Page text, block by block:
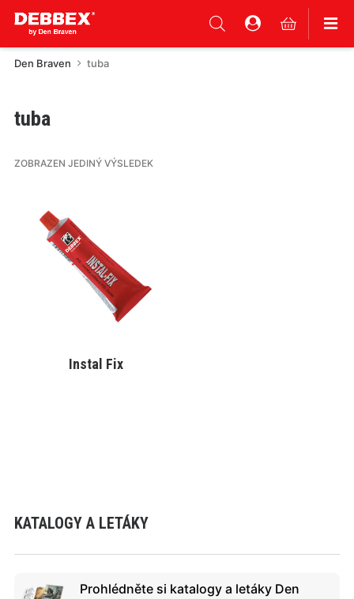
Den Braven tuba
KATALOGY A LETÁKY
Prohlédněte si katalogy a letáky Den
tuba
ZOBRAZEN JEDINÝ VÝSLEDEK
VYBRAT VARIANTU
produkt
variant.
Instal Fix